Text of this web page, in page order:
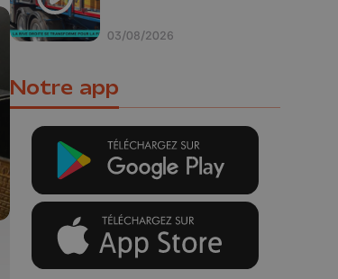
03/08/2026
Notre app